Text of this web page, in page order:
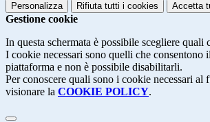
Personalizza Rifiuta tutti i cookies Accetta
Gestione cookie
In questa schermata è possibile scegliere quali
I cookie necessari sono quelli che consentono
piattaforma e non è possibile disabilitarli.
Per conoscere quali sono i cookie necessari al
visionare la COOKIE POLICY.